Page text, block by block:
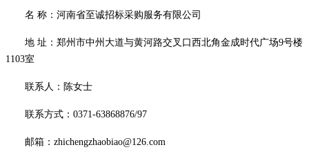
名 称： 河南省至诚招标采购服务有限公司
地 址：郑州市中州大道与黄河路交叉口西北角金成时代广场9号楼
1103室
联系人： 陈女士
联系方式： 0371-63868876/97
邮箱： zhichengzhaobiao@126.com